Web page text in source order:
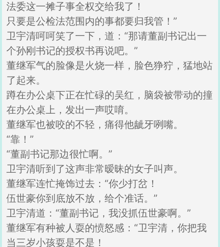
法委这一摊子事全权交给我了！
只要是公检法范围内的事都要归我管！”
卫宇清呵呵笑了一下，道：“那请董副书记出一
个孙刚书记的授权书再说吧。”
董继军气的脸像是火烧一样，脸色狰狞，猛地站
了起来。
蹲在办公桌下正在忙碌的吴红，脑袋被带动的撞
在办公桌上，发出一声哎唷。
董继军也被咬的不轻，痛得他龇牙咧嘴。
“靠！”
“董副书记那边很忙啊。”
卫宇清听到了这声非常暧昧的女子叫声。
董继军连忙掩饰过去：“你少打岔！
伍世豪你到底放不放，给个准话。”
卫宇清道：“董副书记，我没抓伍世豪啊。”
董继军有种被人耍的愤怒感：“卫宇清，你把我
当三岁小孩耍是不是！